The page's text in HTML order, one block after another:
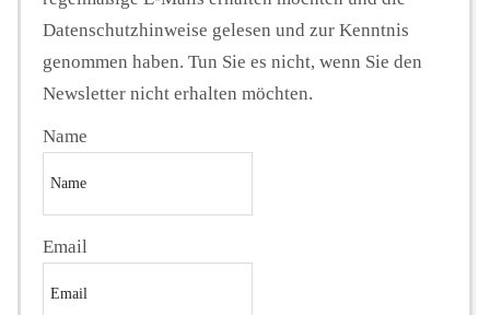
Datenschutzhinweise gelesen und zur Kenntnis
genommen haben. Tun Sie es nicht, wenn Sie den
Newsletter nicht erhalten möchten.
Name
Email